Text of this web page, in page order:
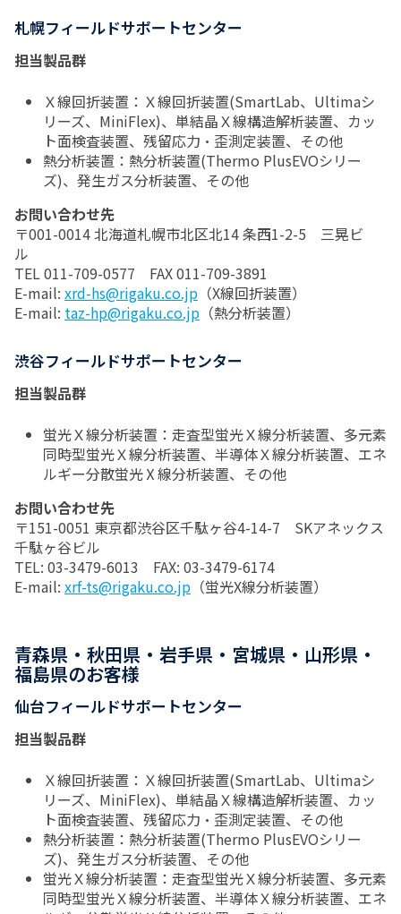
札幌フィールドサポートセンター
担当製品群
Ｘ線回折装置：Ｘ線回折装置(SmartLab、Ultimaシ
リーズ、MiniFlex)、単結晶Ｘ線構造解析装置、カッ
ト面検査装置、残留応力・歪測定装置、その他
熱分析装置：熱分析装置(Thermo PlusEVOシリー
ズ)、発生ガス分析装置、その他
お問い合わせ先
〒001-0014 北海道札幌市北区北14 条西1-2-5 三晃ビ
ル
TEL 011-709-0577 FAX 011-709-3891
E-mail: xrd-hs@rigaku.co.jp （X線回折装置）
E-mail: taz-hp@rigaku.co.jp （熱分析装置）
渋谷フィールドサポートセンター
担当製品群
蛍光Ｘ線分析装置：走査型蛍光Ｘ線分析装置、多元素
同時型蛍光Ｘ線分析装置、半導体Ｘ線分析装置、エネ
ルギー分散蛍光Ⅹ線分析装置、その他
お問い合わせ先
〒151-0051 東京都渋谷区千駄ヶ谷4-14-7 SKアネックス
千駄ヶ谷ビル
TEL: 03-3479-6013 FAX: 03-3479-6174
E-mail: xrf-ts@rigaku.co.jp （蛍光X線分析装置）
青森県・秋田県・岩手県・宮城県・山形県・
福島県のお客様
仙台フィールドサポートセンター
担当製品群
Ｘ線回折装置：Ｘ線回折装置(SmartLab、Ultimaシ
リーズ、MiniFlex)、単結晶Ｘ線構造解析装置、カッ
ト面検査装置、残留応力・歪測定装置、その他
熱分析装置：熱分析装置(Thermo PlusEVOシリー
ズ)、発生ガス分析装置、その他
蛍光Ｘ線分析装置：走査型蛍光Ｘ線分析装置、多元素
同時型蛍光Ｘ線分析装置、半導体Ｘ線分析装置、エネ